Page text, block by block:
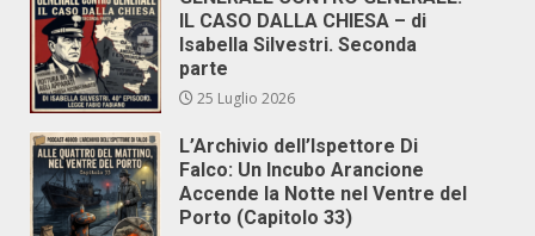
IL CASO DALLA CHIESA – di
Isabella Silvestri. Seconda
parte
25 Luglio 2026
L’Archivio dell’Ispettore Di
Falco: Un Incubo Arancione
Accende la Notte nel Ventre del
Porto (Capitolo 33)